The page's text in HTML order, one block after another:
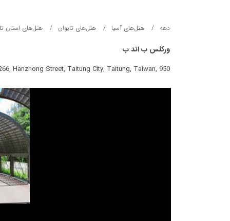
دهه هتل‌های آسيا هتل‌های تایوان هتل‌های استان
ورکلس ب اند ب
Hanzhong Street, Taitung City, Taitung, Taiwan, 950